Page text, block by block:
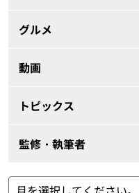
グルメ
動画
トピックス
監修・執筆者